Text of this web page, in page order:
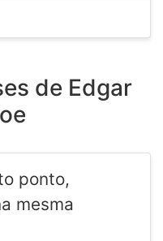
de Edgar
ponto,
mesma